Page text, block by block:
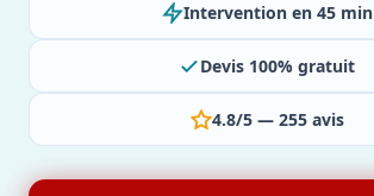
Intervention en 45 min
Devis 100% gratuit
4.8/5 — 255 avis